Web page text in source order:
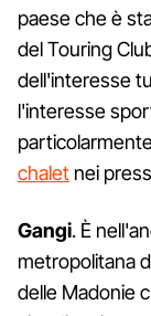
paese che è
del Touring
dell'interesse
l'interesse
chalet nei
Gangi. È
metropolitana
delle Madonie